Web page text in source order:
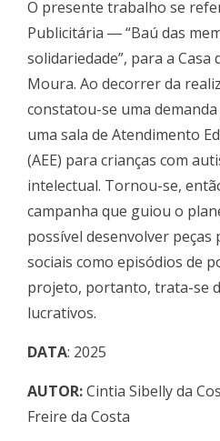
O presente trabalho se
Publicitária ― “Baú das
solidariedade”, para a Casa
Moura. Ao decorrer da
constatou-se uma
uma sala de Atendimento
(AEE) para crianças com
intelectual. Tornou-se,
campanha que guiou o
possível desenvolver
sociais como episódios de
projeto, portanto, trata-se
lucrativos.
DATA: 2025
AUTOR:Cintia Sibelly da
Freire da Costa